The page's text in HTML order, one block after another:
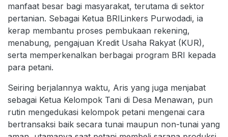
manfaat besar bagi masyarakat, terutama di sektor
pertanian. Sebagai Ketua BRILinkers Purwodadi, ia
kerap membantu proses pembukaan rekening,
menabung, pengajuan Kredit Usaha Rakyat (KUR),
serta memperkenalkan berbagai program BRI kepada
para petani.
Seiring berjalannya waktu, Aris yang juga menjabat
sebagai Ketua Kelompok Tani di Desa Menawan, pun
rutin mengedukasi kelompok petani mengenai cara
bertransaksi baik secara tunai maupun non-tunai yang